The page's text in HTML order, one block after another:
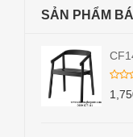
SẢN PHẨM